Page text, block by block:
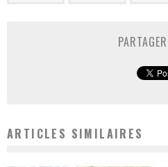
ARTICLES SIMILAIRES